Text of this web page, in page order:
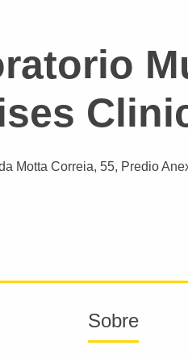
Motta Correia, 55, Predio
Sobre